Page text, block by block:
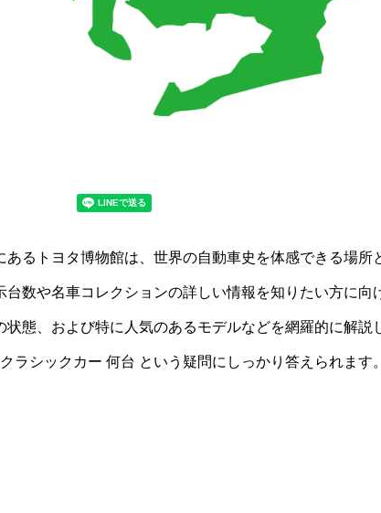
あるトヨタ博物館は、世界の自動車史を体感できる場所
台数や名車コレクションの詳しい情報を知りたい方に向
状態、および特に人気のあるモデルなどを網羅的に解説
ラシックカー 何台 という疑問にしっかり答えられます。